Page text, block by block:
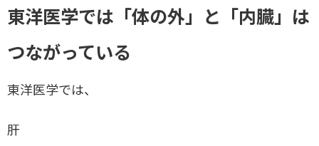
東洋医学では「体の外」と「内臓」は
つながっている
東洋医学では、
肝